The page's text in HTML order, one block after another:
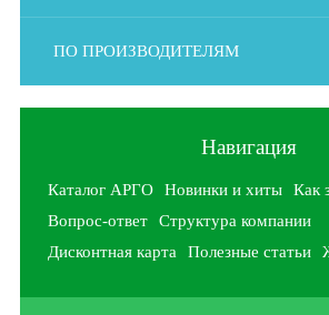
ПО ПРОИЗВОДИТЕЛЯМ
Навигация
Каталог АРГО Новинки и хиты
Как
Вопрос-ответ
Структура компании
Дисконтная карта
Полезные статьи